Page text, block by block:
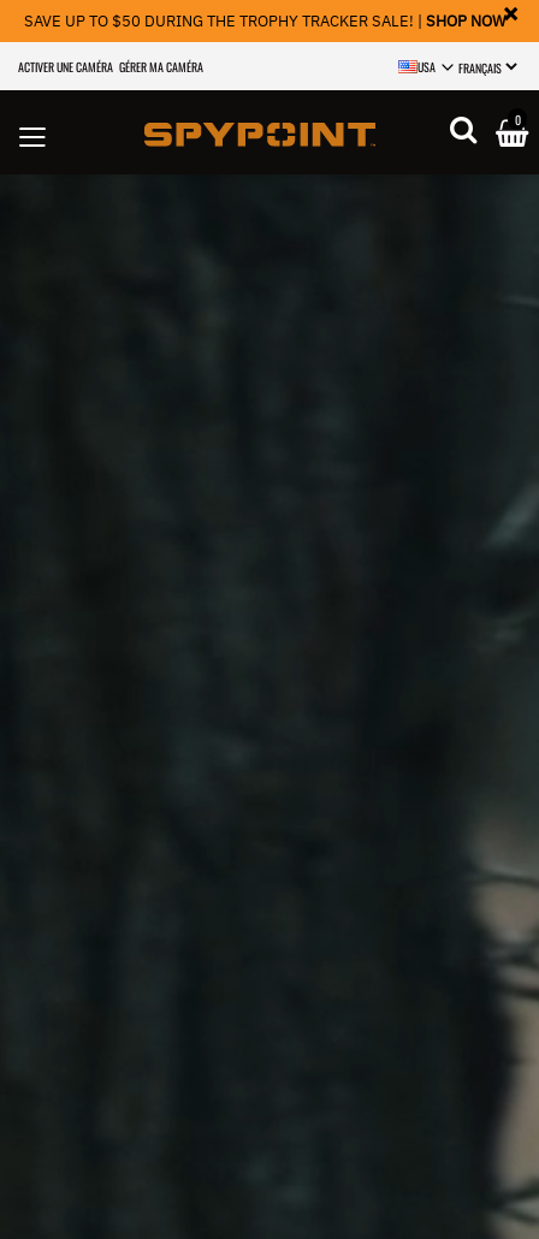
SAVE UP TO $50 DURING THE TROPHY TRACKER SALE! | SHOP NOW
ACTIVER UNE CAMÉRA GÉRER MA CAMÉRA USA
SELECT
0